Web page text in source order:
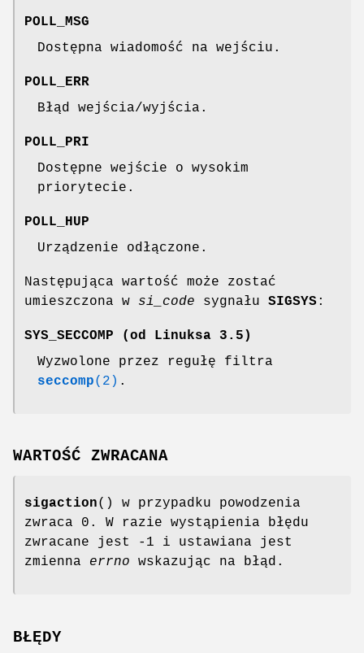
POLL_MSG
Dostępna wiadomość na wejściu.
POLL_ERR
Błąd wejścia/wyjścia.
POLL_PRI
Dostępne wejście o wysokim
priorytecie.
POLL_HUP
Urządzenie odłączone.
Następująca wartość może zostać
umieszczona w si_code sygnału SIGSYS :
SYS_SECCOMP (od Linuksa 3.5)
Wyzwolone przez regułę filtra
seccomp(2) .
WARTOŚĆ ZWRACANA
sigaction() w przypadku powodzenia
zwraca 0. W razie wystąpienia błędu
zwracane jest -1 i ustawiana jest
zmienna errno wskazując na błąd.
BŁĘDY